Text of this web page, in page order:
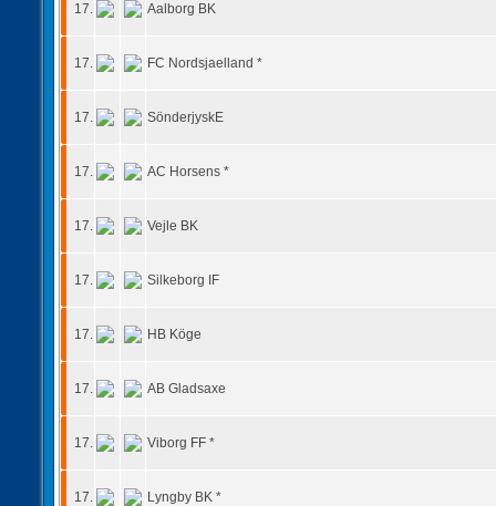
17. Aalborg BK
17. FC Nordsjaelland *
17. SönderjyskE
17. AC Horsens *
17. Vejle BK
17. Silkeborg IF
17. HB Köge
17. AB Gladsaxe
17. Viborg FF *
17. Lyngby BK *